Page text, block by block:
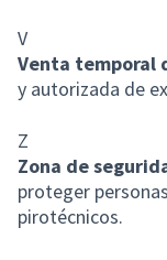
V
Venta temporal
y autorizada de
Z
Zona de
proteger
pirotécnicos.